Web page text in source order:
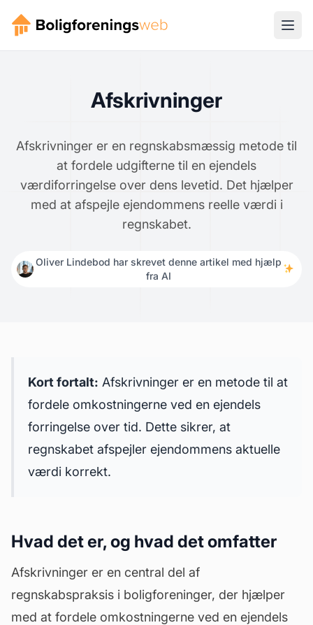
Afskrivninger
Afskrivninger er en regnskabsmæssig metode til
at fordele udgifterne til en ejendels
værdiforringelse over dens levetid. Det hjælper
med at afspejle ejendommens reelle værdi i
regnskabet.
Oliver Lindebod har skrevet denne artikel med hjælp
fra AI
Kort fortalt: Afskrivninger er en metode til at
fordele omkostningerne ved en ejendels
forringelse over tid. Dette sikrer, at
regnskabet afspejler ejendommens aktuelle
værdi korrekt.
Hvad det er, og hvad det omfatter
Afskrivninger er en central del af
regnskabspraksis i boligforeninger, der hjælper
med at fordele omkostningerne ved en ejendels